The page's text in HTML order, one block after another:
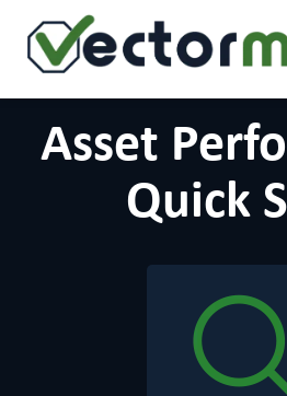
Asset
Quick